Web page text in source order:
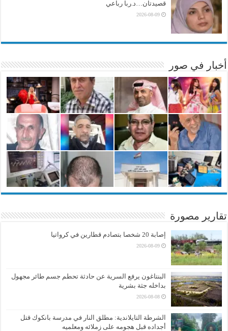
قصيدتان…د.ربا رباعي
2026-08-09
أخبار في صور
تقارير مصورة
إصابة 20 شخصا بتصادم قطارين في كرواتيا
2026-08-09
البنتاغون يرفع السرية عن حادثة تحطم جسم طائر مجهول
بداخله جثة بشرية
2026-08-08
الشرطة التايلاندية: مطلق النار في مدرسة بانكوك قتل
أجداده قبل هجومه على زملائه ومعلميه